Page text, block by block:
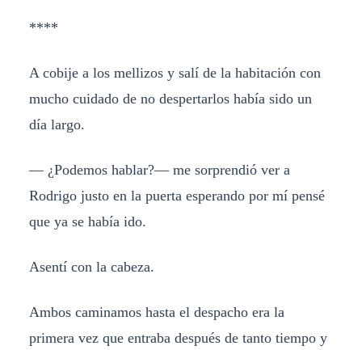
****
A cobije a los mellizos y salí de la habitación con
mucho cuidado de no despertarlos había sido un
día largo.
— ¿Podemos hablar?— me sorprendió ver a
Rodrigo justo en la puerta esperando por mí pensé
que ya se había ido.
Asentí con la cabeza.
Ambos caminamos hasta el despacho era la
primera vez que entraba después de tanto tiempo y